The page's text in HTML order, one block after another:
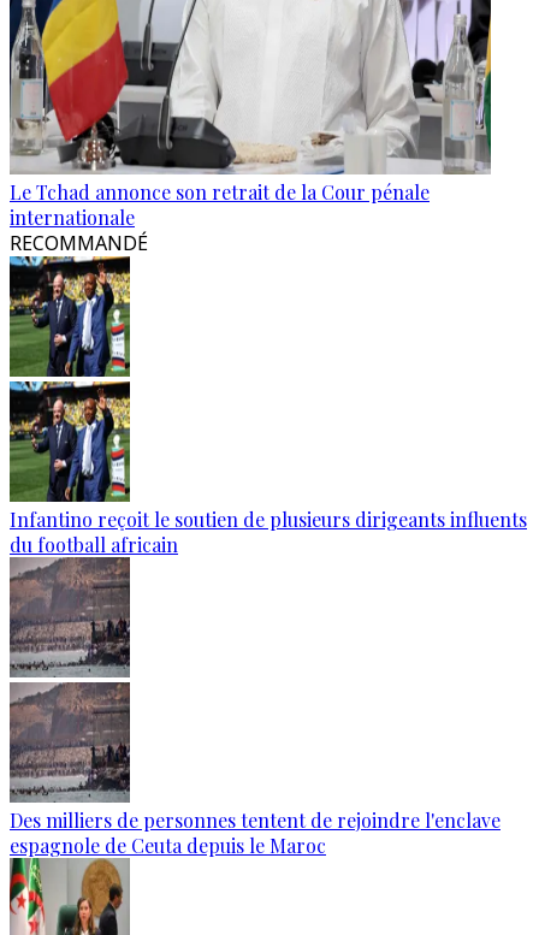
Le Tchad annonce son retrait de la Cour pénale
internationale
RECOMMANDÉ
Infantino reçoit le soutien de plusieurs dirigeants influents
du football africain
Des milliers de personnes tentent de rejoindre l'enclave
espagnole de Ceuta depuis le Maroc